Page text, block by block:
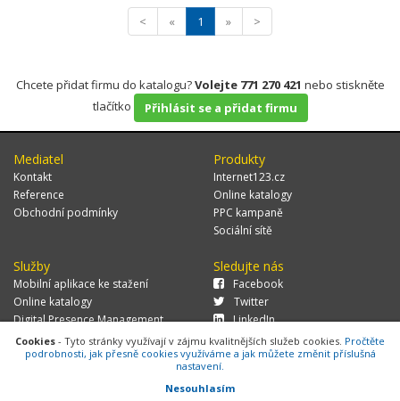
< « 1 » >
Chcete přidat firmu do katalogu?Volejte 771 270 421 nebo stiskněte
tlačítko
Přihlásit se a přidat firmu
Mediatel
Kontakt
Reference
Obchodní podmínky
Produkty
Internet123.cz
Online katalogy
PPC kampaně
Sociální sítě
Služby
Mobilní aplikace ke stažení
Online katalogy
Digital Presence Management
Více zákazníků
Sledujte nás
Facebook
Twitter
LinkedIn
© 2026 MEDIATEL CZ, s.r.o.,Za Potokem 46/4, 106 00 Praha 10, tel.:
Cookies - Tyto stránky využívají v zájmu kvalitnějších služeb cookies. Pročtěte
podrobnosti, jak přesně cookies využíváme a jak můžete změnit příslušná
nastavení.
Nesouhlasím